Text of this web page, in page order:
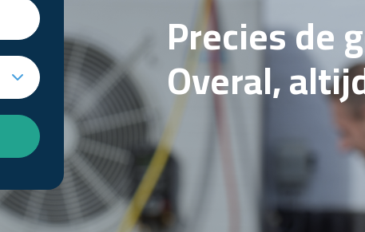
Precies de
Overal,